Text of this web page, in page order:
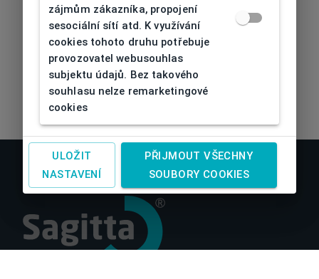
zájmům zákazníka, propojení
sesociální sítí atd. K využívání
cookies tohoto druhu potřebuje
provozovatel webusouhlas
subjektu údajů. Bez takového
souhlasu nelze remarketingové
cookies
ULOŽIT
NASTAVENÍ
PŘIJMOUT VŠECHNY
SOUBORY COOKIES